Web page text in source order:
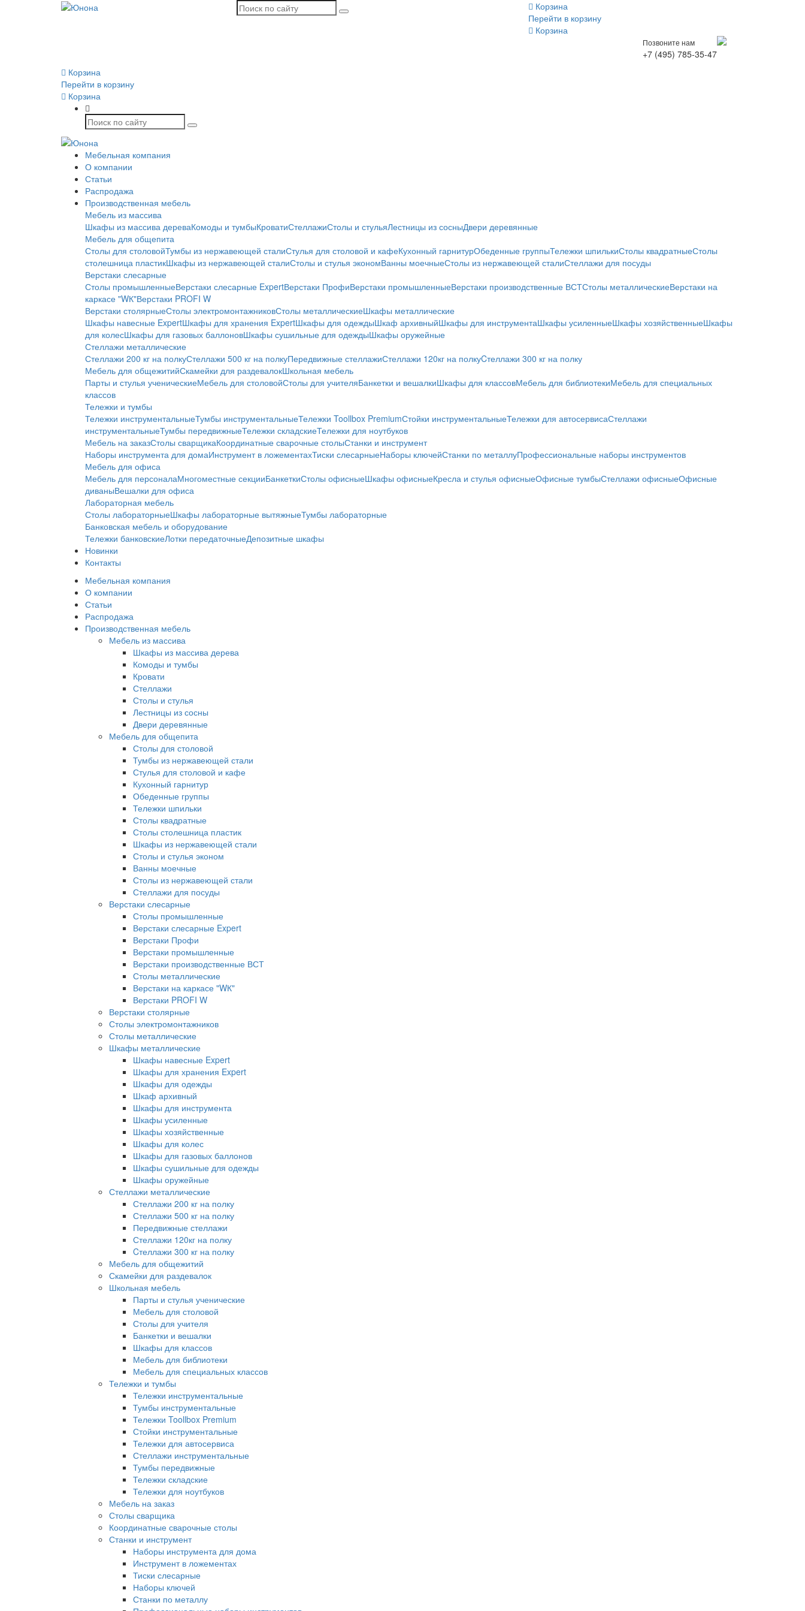
Корзина
Перейти в корзину
Корзина
Позвоните нам
+7 (495) 785-35-47
Корзина
Перейти в корзину
Корзина
Мебельная компания
О компании
Статьи
Распродажа
Производственная мебель
Мебель из массива
Шкафы из массива дереваКомоды и тумбыКроватиСтеллажиСтолы и стульяЛестницы из сосныДвери деревянные
Мебель для общепита
Столы для столовойТумбы из нержавеющей сталиСтулья для столовой и кафеКухонный гарнитурОбеденные группыТележки шпилькиСтолы квадратныеСтолы
столешница пластикШкафы из нержавеющей сталиСтолы и стулья экономВанны моечныеСтолы из нержавеющей сталиСтеллажи для посуды
Верстаки слесарные
Столы промышленныеВерстаки слесарные ExpertВерстаки ПрофиВерстаки промышленныеВерстаки производственные ВСТСтолы металлическиеВерстаки на
каркасе "WК"Верстаки PROFI W
Верстаки столярныеСтолы электромонтажниковСтолы металлическиеШкафы металлические
Шкафы навесные ExpertШкафы для хранения ExpertШкафы для одеждыШкаф архивныйШкафы для инструментаШкафы усиленныеШкафы хозяйственныеШкафы
для колесШкафы для газовых баллоновШкафы сушильные для одеждыШкафы оружейные
Стеллажи металлические
Стеллажи 200 кг на полкуСтеллажи 500 кг на полкуПередвижные стеллажиСтеллажи 120кг на полкуCтеллажи 300 кг на полку
Мебель для общежитийСкамейки для раздевалокШкольная мебель
Парты и стулья ученическиеМебель для столовойСтолы для учителяБанкетки и вешалкиШкафы для классовМебель для библиотекиМебель для специальных
классов
Тележки и тумбы
Тележки инструментальныеТумбы инструментальныеТележки Toollbox PremiumСтойки инструментальныеТележки для автосервисаСтеллажи
инструментальныеТумбы передвижныеТележки складскиеТележки для ноутбуков
Мебель на заказСтолы сварщикаКоординатные сварочные столыСтанки и инструмент
Наборы инструмента для домаИнструмент в ложементахТиски слесарныеНаборы ключейСтанки по металлуПрофессиональные наборы инструментов
Мебель для офиса
Мебель для персоналаМногоместные секцииБанкеткиСтолы офисныеШкафы офисныеКресла и стулья офисныеОфисные тумбыСтеллажи офисныеОфисные
диваныВешалки для офиса
Лабораторная мебель
Столы лабораторныеШкафы лабораторные вытяжныеТумбы лабораторные
Банковская мебель и оборудование
Тележки банковскиеЛотки передаточныеДепозитные шкафы
Новинки
Контакты
Мебельная компания
О компании
Статьи
Распродажа
Производственная мебель
Мебель из массива
Шкафы из массива дерева
Комоды и тумбы
Кровати
Стеллажи
Столы и стулья
Лестницы из сосны
Двери деревянные
Мебель для общепита
Столы для столовой
Тумбы из нержавеющей стали
Стулья для столовой и кафе
Кухонный гарнитур
Обеденные группы
Тележки шпильки
Столы квадратные
Столы столешница пластик
Шкафы из нержавеющей стали
Столы и стулья эконом
Ванны моечные
Столы из нержавеющей стали
Стеллажи для посуды
Верстаки слесарные
Столы промышленные
Верстаки слесарные Expert
Верстаки Профи
Верстаки промышленные
Верстаки производственные ВСТ
Столы металлические
Верстаки на каркасе "WК"
Верстаки PROFI W
Верстаки столярные
Столы электромонтажников
Столы металлические
Шкафы металлические
Шкафы навесные Expert
Шкафы для хранения Expert
Шкафы для одежды
Шкаф архивный
Шкафы для инструмента
Шкафы усиленные
Шкафы хозяйственные
Шкафы для колес
Шкафы для газовых баллонов
Шкафы сушильные для одежды
Шкафы оружейные
Стеллажи металлические
Стеллажи 200 кг на полку
Стеллажи 500 кг на полку
Передвижные стеллажи
Стеллажи 120кг на полку
Cтеллажи 300 кг на полку
Мебель для общежитий
Скамейки для раздевалок
Школьная мебель
Парты и стулья ученические
Мебель для столовой
Столы для учителя
Банкетки и вешалки
Шкафы для классов
Мебель для библиотеки
Мебель для специальных классов
Тележки и тумбы
Тележки инструментальные
Тумбы инструментальные
Тележки Toollbox Premium
Стойки инструментальные
Тележки для автосервиса
Стеллажи инструментальные
Тумбы передвижные
Тележки складские
Тележки для ноутбуков
Мебель на заказ
Столы сварщика
Координатные сварочные столы
Станки и инструмент
Наборы инструмента для дома
Инструмент в ложементах
Тиски слесарные
Наборы ключей
Станки по металлу